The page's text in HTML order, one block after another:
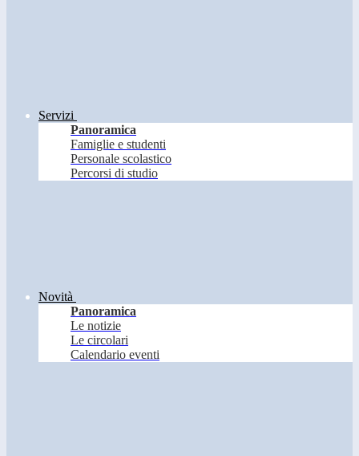
Servizi
Panoramica
Famiglie e studenti
Personale scolastico
Percorsi di studio
Novità
Panoramica
Le notizie
Le circolari
Calendario eventi